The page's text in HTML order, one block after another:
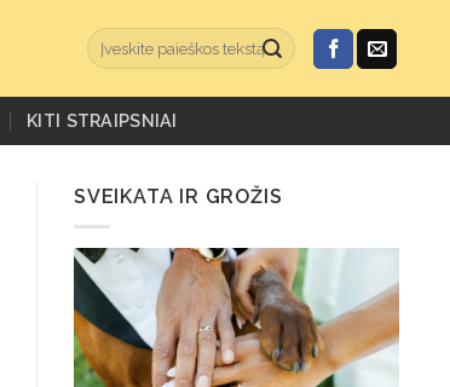
KITI STRAIPSNIAI
SVEIKATA IR GROŽIS